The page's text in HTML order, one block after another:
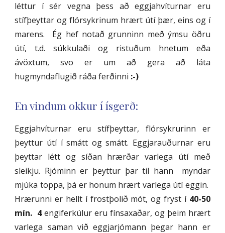
léttur í sér vegna þess að eggjahvíturnar eru
stífþeyttar og flórsykrinum hrært útí þær, eins og í
marens. Ég hef notað grunninn með ýmsu öðru
útí, t.d. súkkulaði og ristuðum hnetum eða
ávöxtum, svo er um að gera að láta
hugmyndaflugið ráða ferðinni :-)
En vindum okkur í ísgerð:
Eggjahvíturnar eru stífþeyttar, flórsykrurinn er
þeyttur útí í smátt og smátt. Eggjarauðurnar eru
þeyttar létt og síðan hrærðar varlega útí með
sleikju. Rjóminn er þeyttur þar til hann myndar
mjúka toppa, þá er honum hrært varlega útí eggin.
Hrærunni er hellt í frostþolið mót, og fryst í 40-50
mín. 4engiferkúlur eru fínsaxaðar, og þeim hrært
varlega saman við eggjarjómann þegar hann er